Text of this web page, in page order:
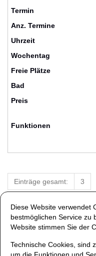
Einträge gesamt: 3
Einträge pro Seite: 20
Diese Website verwendet
bestmöglichen Service zu
Website stimmen Sie der
Technische Cookies, sind